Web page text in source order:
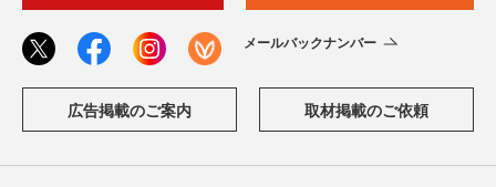
メールバックナンバー
広告掲載のご案内 取材掲載のご依頼